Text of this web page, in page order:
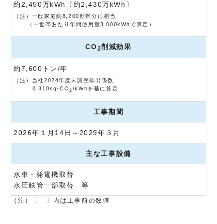
約2,450万kWh〔約2,430万kWh〕
（注）一般家庭約8,200世帯分に相当
（一世帯あたり年間使用量3,000kWhで算定）
CO2削減効果
約7,600トン/年
（注）当社2024年度未調整排出係数
0.310kg-CO2 /kWhを基に算定
工事期間
2026年１月14日～2029年３月
主な工事設備
水車・発電機取替
水圧鉄管一部取替 等
（注）〔 〕内は工事前の数値